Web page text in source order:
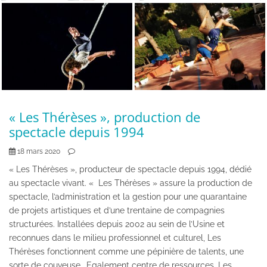
« Les Thérèses », production de
spectacle depuis 1994
18 mars 2020
« Les Thérèses », producteur de spectacle depuis 1994, dédié
au spectacle vivant. « Les Thérèses » assure la production de
spectacle, l’administration et la gestion pour une quarantaine
de projets artistiques et d’une trentaine de compagnies
structurées. Installées depuis 2002 au sein de l’Usine et
reconnues dans le milieu professionnel et culturel, Les
Thérèses fonctionnent comme une pépinière de talents, une